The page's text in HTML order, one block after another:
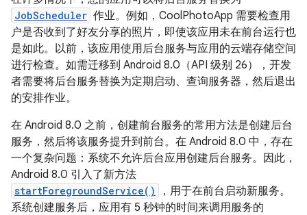
JobScheduler 作业。例如，CoolPhotoApp 需要检查用
户是否收到了好友分享的照片，即使该应用未在前台运行也
是如此。以前，该应用使用后台服务与应用的云端存储空间
进行检查。如需迁移到 Android 8.0（API 级别 26），开发
者需要将后台服务替换为定期启动、查询服务器，然后退出
的安排作业。
在 Android 8.0 之前，创建前台服务的常用方法是创建后台
服务，然后将该服务提升到前台。在 Android 8.0 中，存在
一个复杂问题：系统不允许后台应用创建后台服务。因此，
Android 8.0 引入了新方法
startForegroundService()
，用于在前台启动新服务。
系统创建服务后，应用有 5 秒钟的时间来调用服务的